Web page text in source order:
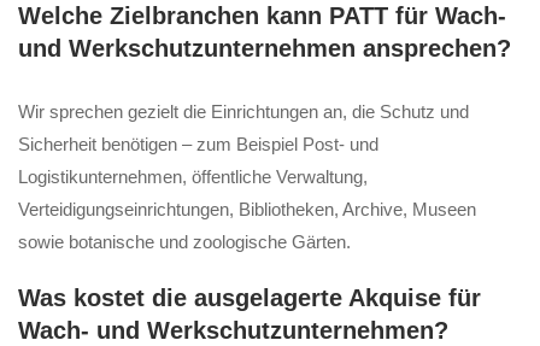
Welche Zielbranchen kann PATT für Wach-
und Werkschutzunternehmen ansprechen?
Wir sprechen gezielt die Einrichtungen an, die Schutz und
Sicherheit benötigen – zum Beispiel Post- und
Logistikunternehmen, öffentliche Verwaltung,
Verteidigungseinrichtungen, Bibliotheken, Archive, Museen
sowie botanische und zoologische Gärten.
Was kostet die ausgelagerte Akquise für
Wach- und Werkschutzunternehmen?